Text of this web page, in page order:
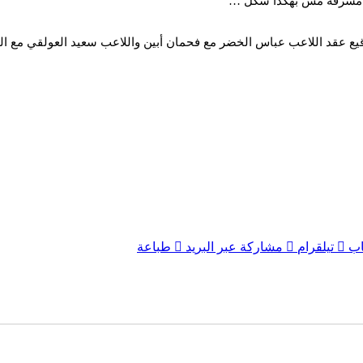
اللاعب عباس الخضر مع فحمان أبين واللاعب سعيد العولقي مع
تيلقرام مشاركة عبر البريد طباعة